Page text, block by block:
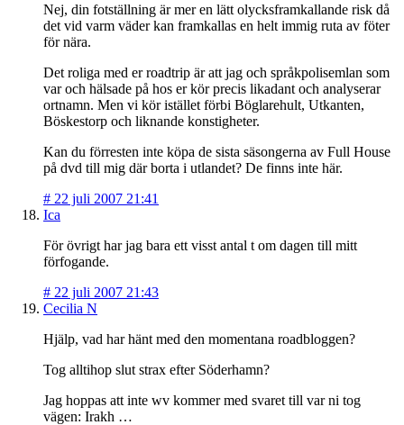
Nej, din fotställning är mer en lätt olycksframkallande risk då
det vid varm väder kan framkallas en helt immig ruta av föter
för nära.
Det roliga med er roadtrip är att jag och språkpolisemlan som
var och hälsade på hos er kör precis likadant och analyserar
ortnamn. Men vi kör istället förbi Böglarehult, Utkanten,
Böskestorp och liknande konstigheter.
Kan du förresten inte köpa de sista säsongerna av Full House
på dvd till mig där borta i utlandet? De finns inte här.
# 22 juli 2007 21:41
Ica
För övrigt har jag bara ett visst antal t om dagen till mitt
förfogande.
# 22 juli 2007 21:43
Cecilia N
Hjälp, vad har hänt med den momentana roadbloggen?
Tog alltihop slut strax efter Söderhamn?
Jag hoppas att inte wv kommer med svaret till var ni tog
vägen: Irakh …